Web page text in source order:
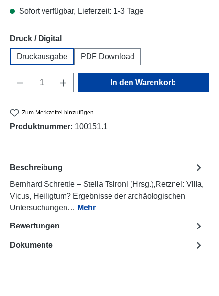
Sofort verfügbar, Lieferzeit: 1-3 Tage
Druck / Digitalauswählen
Druckausgabe PDF Download
Produkt Anzahl: Gib den gewünschten
In den Warenkorb
Zum Merkzettel hinzufügen
Produktnummer: 100151.1
Beschreibung
Bernhard Schrettle – Stella Tsironi (Hrsg.),Retznei: Villa,
Vicus, Heiligtum? Ergebnisse der archäologischen
Untersuchungen… Mehr
Bewertungen
Dokumente